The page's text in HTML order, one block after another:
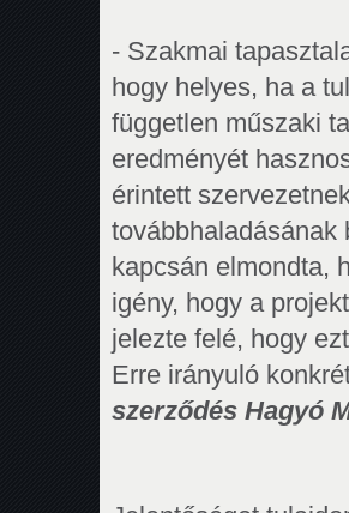
- Szakmai
hogy helyes, ha a
független műszaki
eredményét
érintett
továbbhaladásának
kapcsán elmondta,
igény, hogy a
jelezte felé, hogy
Erre irányuló
szerződés Hagyó